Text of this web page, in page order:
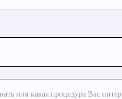
или какая процедура Вас